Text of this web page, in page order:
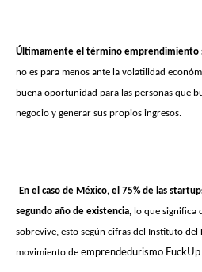
Últimamente el término emprendimiento
no es para menos ante la volatilidad
buena oportunidad para las personas que
negocio y generar sus propios ingresos.
En el caso de México, el 75% de las
segundo año de existencia, lo que significa
sobrevive, esto según cifras del Instituto del
movimiento de emprendedurismo